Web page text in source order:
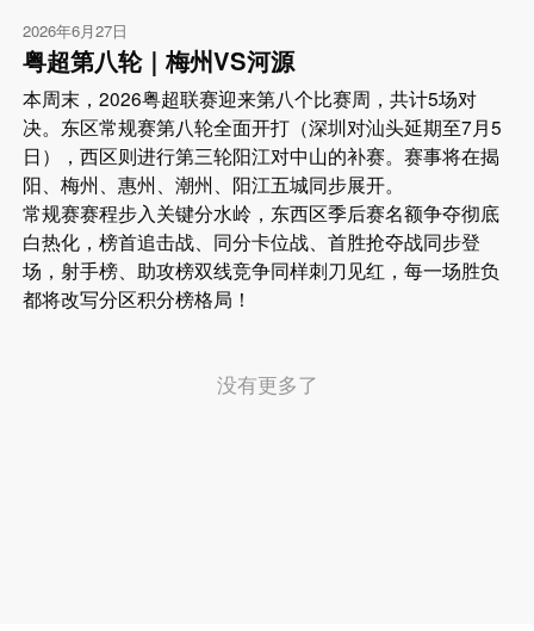
2026年6月27日
粤超第八轮｜梅州VS河源
本周末，2026粤超联赛迎来第八个比赛周，共计5场对
决。东区常规赛第八轮全面开打（深圳对汕头延期至7月5
日），西区则进行第三轮阳江对中山的补赛。赛事将在揭
阳、梅州、惠州、潮州、阳江五城同步展开。
常规赛赛程步入关键分水岭，东西区季后赛名额争夺彻底
白热化，榜首追击战、同分卡位战、首胜抢夺战同步登
场，射手榜、助攻榜双线竞争同样刺刀见红，每一场胜负
都将改写分区积分榜格局！
没有更多了